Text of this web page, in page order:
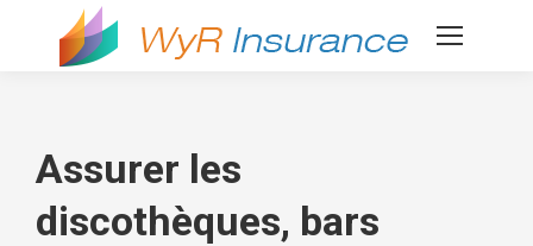
Assurer les
discothèques, bars